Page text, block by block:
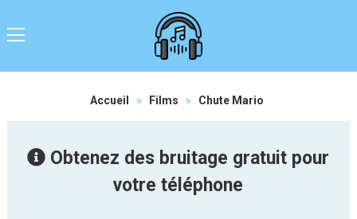
Accueil » Films » Chute Mario
Obtenez des bruitage gratuit pour
votre téléphone